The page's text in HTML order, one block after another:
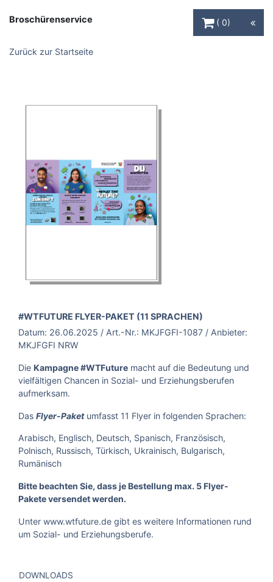
Broschürenservice
0
Zurück zur Startseite
BROSCHÜRE:
#WTFUTURE FLYER-PAKET (11 SPRACHEN)
Datum: 26.06.2025 / Art.-Nr.: MKJFGFI-1087 / Anbieter:
MKJFGFI NRW
Die Kampagne #WTFuture macht auf die Bedeutung und
vielfältigen Chancen in Sozial- und Erziehungsberufen
aufmerksam.
Das Flyer-Paketumfasst 11 Flyer in folgenden Sprachen:
Arabisch, Englisch, Deutsch, Spanisch, Französisch,
Polnisch, Russisch, Türkisch, Ukrainisch, Bulgarisch,
Rumänisch
Bitte beachten Sie, dass je Bestellung max. 5 Flyer-
Pakete versendet werden.
Unter www.wtfuture.de gibt es weitere Informationen rund
um Sozial- und Erziehungsberufe.
DOWNLOADS